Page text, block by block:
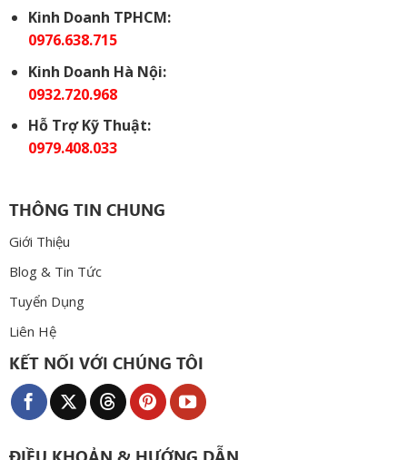
Kinh Doanh TPHCM:
0976.638.715
Kinh Doanh Hà Nội:
0932.720.968
Hỗ Trợ Kỹ Thuật:
0979.408.033
THÔNG TIN CHUNG
Giới Thiệu
Blog & Tin Tức
Tuyển Dụng
Liên Hệ
KẾT NỐI VỚI CHÚNG TÔI